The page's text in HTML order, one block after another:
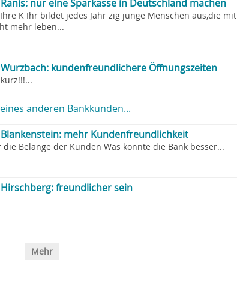
nur eine Sparkasse in Deutschland machen
K Ihr bildet jedes Jahr zig junge Menschen aus,die mit
mehr leben...
kundenfreundlichere Öffnungszeiten
anderen Bankkunden...
mehr Kundenfreundlichkeit
Belange der Kunden Was könnte die Bank besser...
freundlicher sein
Mehr